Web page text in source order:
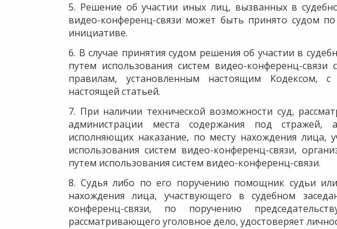
5. Решение об участии иных лиц, вызванных в
видео-конференц-связи может быть принято судом
инициативе.
6. В случае принятия судом решения об участии в
путем использования систем видео-конференц-
правилам, установленным настоящим Кодексом, с
настоящей статьей.
7. При наличии технической возможности суд,
администрации места содержания под стражей,
исполняющих наказание, по месту нахождения лица,
использования систем видео-конференц-связи,
путем использования систем видео-конференц-связи.
8. Судья либо по его поручению помощник судьи или
нахождения лица, участвующего в судебном
конференц-связи, по поручению
рассматривающего уголовное дело, удостоверяет